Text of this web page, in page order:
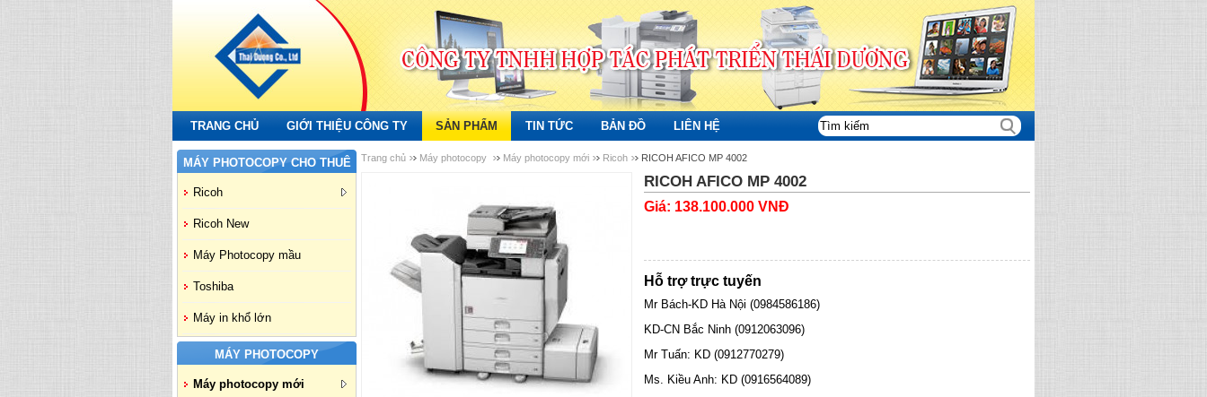
TRANG CHỦ GIỚI THIỆU CÔNG TY SẢN PHẨM TIN TỨC BẢN ĐỒ LIÊN HỆ
MÁY PHOTOCOPY CHO THUÊ
Ricoh
Ricoh New
Máy Photocopy mầu
Toshiba
Máy in khổ lớn
MÁY PHOTOCOPY
Máy photocopy mới
Trang chủ Máy photocopy Máy photocopy mới Ricoh RICOH AFICO MP 4002
RICOH AFICO MP 4002
Giá: 138.100.000 VNĐ
Hỗ trợ trực tuyến
Mr Bách-KD Hà Nội (0984586186)
KD-CN Bắc Ninh (0912063096)
Mr Tuấn: KD (0912770279)
Ms. Kiều Anh: KD (0916564089)